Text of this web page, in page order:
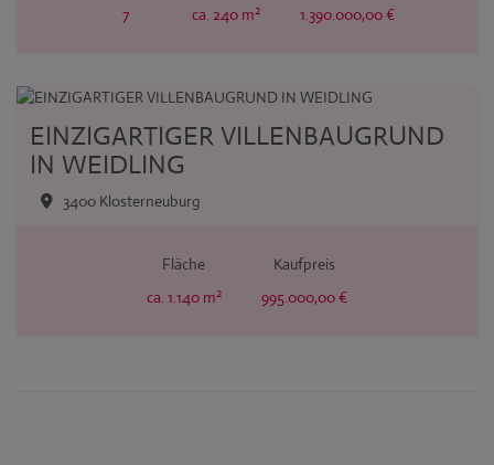
7
ca. 240 m2
1.390.000,00 €
EINZIGARTIGER VILLENBAUGRUND
IN WEIDLING
3400 Klosterneuburg
Fläche
ca. 1.140 m2
Kaufpreis
995.000,00 €